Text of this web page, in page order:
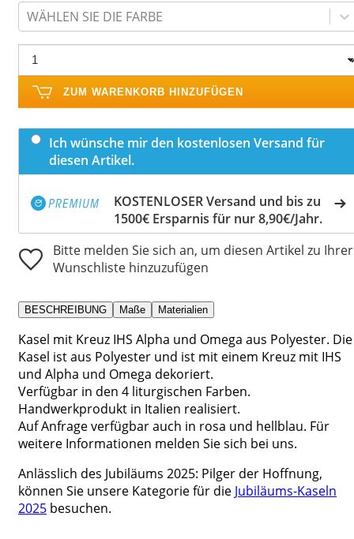
WÄHLEN SIE DIE FARBE
ZUM WARENKORB HINZUFÜGEN
Ich wünsche mir den kostenlosen Versand für
diesen Artikel.
KOSTENLOSER Versand und bis zu
1500€ Ersparnis für nur 8,90€/Jahr.
Bitte melden Sie sich an, um diesen Artikel zu Ihrer
Wunschliste hinzuzufügen
BESCHREIBUNG Maße Materialien
Kasel mit Kreuz IHS Alpha und Omega aus Polyester. Die
Kasel ist aus Polyester und ist mit einem Kreuz mit IHS
und Alpha und Omega dekoriert.
Verfügbar in den 4 liturgischen Farben.
Handwerkprodukt in Italien realisiert.
Auf Anfrage verfügbar auch in rosa und hellblau. Für
weitere Informationen melden Sie sich bei uns.
Anlässlich des Jubiläums 2025: Pilger der Hoffnung,
können Sie unsere Kategorie für die Jubiläums-Kaseln
2025 besuchen.